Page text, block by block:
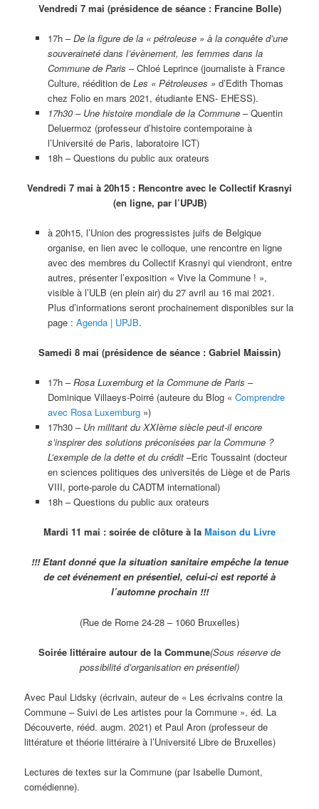
Vendredi 7 mai (présidence de séance : Francine Bolle)
17h –De la figure de la « pétroleuse » à la conquête d’une
souveraineté dans l’évènement, les femmes dans la
Commune de Paris – Chloé Leprince (journaliste à France
Culture, réédition de Les « Pétroleuses » d’Edith Thomas
chez Folio en mars 2021, étudiante ENS- EHESS).
17h30 – Une histoire mondiale de la Commune – Quentin
Deluermoz (professeur d’histoire contemporaine à
l’Université de Paris, laboratoire ICT)
18h – Questions du public aux orateurs
Vendredi 7 mai à 20h15 : Rencontre avec le Collectif Krasnyi
(en ligne, par l’UPJB)
à 20h15, l’Union des progressistes juifs de Belgique
organise, en lien avec le colloque, une rencontre en ligne
avec des membres du Collectif Krasnyi qui viendront, entre
autres, présenter l’exposition « Vive la Commune ! »,
visible à l’ULB (en plein air) du 27 avril au 16 mai 2021.
Plus d’informations seront prochainement disponibles sur la
page : Agenda | UPJB.
Samedi 8 mai (présidence de séance : Gabriel Maissin)
17h –Rosa Luxemburg et la Commune de Paris –
Dominique Villaeys-Poirré (auteure du Blog « Comprendre
avec Rosa Luxemburg»)
17h30 – Un militant du XXIème siècle peut-il encore
s’inspirer des solutions préconisées par la Commune ?
L’exemple de la dette et du crédit –Eric Toussaint (docteur
en sciences politiques des universités de Liège et de Paris
VIII, porte-parole du CADTM international)
18h – Questions du public aux orateurs
Mardi 11 mai : soirée de clôture à la Maison du Livre
!!! Etant donné que la situation sanitaire empêche la tenue
de cet événement en présentiel, celui-ci est reporté à
l’automne prochain !!!
(Rue de Rome 24-28 – 1060 Bruxelles)
Soirée littéraire autour de la Commune(Sous réserve de
possibilité d’organisation en présentiel)
Avec Paul Lidsky (écrivain, auteur de « Les écrivains contre la
Commune – Suivi de Les artistes pour la Commune », éd. La
Découverte, rééd. augm. 2021) et Paul Aron (professeur de
littérature et théorie littéraire à l’Université Libre de Bruxelles)
Lectures de textes sur la Commune (par Isabelle Dumont,
comédienne).